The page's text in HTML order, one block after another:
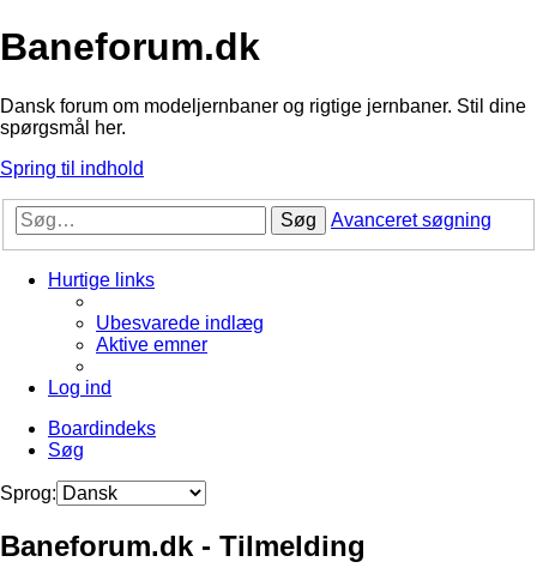
Baneforum.dk
Dansk forum om modeljernbaner og rigtige jernbaner. Stil dine
spørgsmål her.
Spring til indhold
Søg Avanceret søgning
Hurtige links
Ubesvarede indlæg
Aktive emner
Log ind
Boardindeks
Søg
Sprog:
Baneforum.dk - Tilmelding